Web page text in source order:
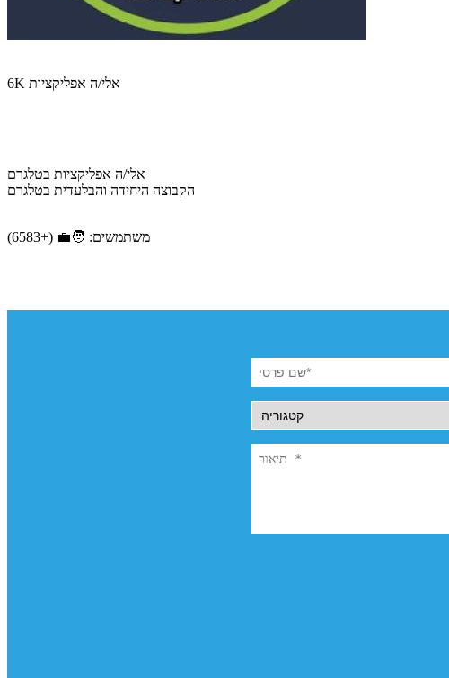
אלי/ה אפליקציות 6K
אלי/ה אפליקציות בטלגרם
הקבוצה היחידה והבלעדית בטלגרם
משתמשים: 🧑‍💼 (+6583)